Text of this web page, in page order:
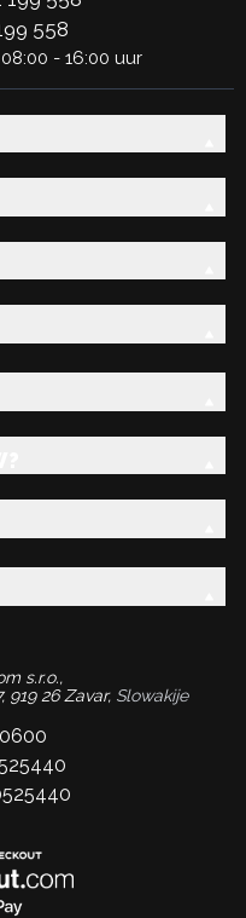
558
- 16:00 uur
s.r.o.,
919 26 Zavar, Slowakije